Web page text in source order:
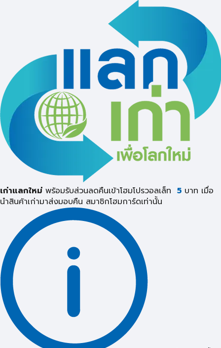
เก่าแลกใหม่ พร้อมรับส่วนลดคืนเข้าโฮมโปรวอลเล็ท 5 บาท เมื่อ
นำสินค้าเก่ามาส่งมอบคืน สมาชิกโฮมการ์ดเท่านั้น